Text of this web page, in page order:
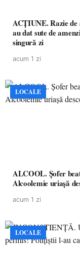
ACȚIUNE. Razie
au dat sute de
singură zi
acum 1 zi
LOCALE
ALCOOL. Șofer
Alcoolemie uriașă
acum 1 zi
LOCALE